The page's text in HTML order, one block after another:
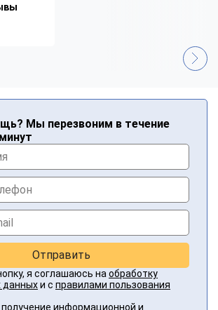
Мы перезвоним в течение
Отправить
я соглашаюсь на обработку
данныхи с правилами пользования
получение информационной и